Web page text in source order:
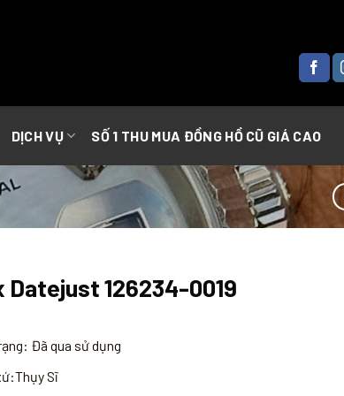
DỊCH VỤ SỐ 1 THU MUA ĐỒNG HỒ CŨ GIÁ CAO
Datejust 126234-0019
Đã qua sử dụng
Sĩ